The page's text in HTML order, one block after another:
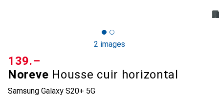
2 images
Noreve Housse cuir horizontal
Samsung Galaxy S20+ 5G
CHF
139.–